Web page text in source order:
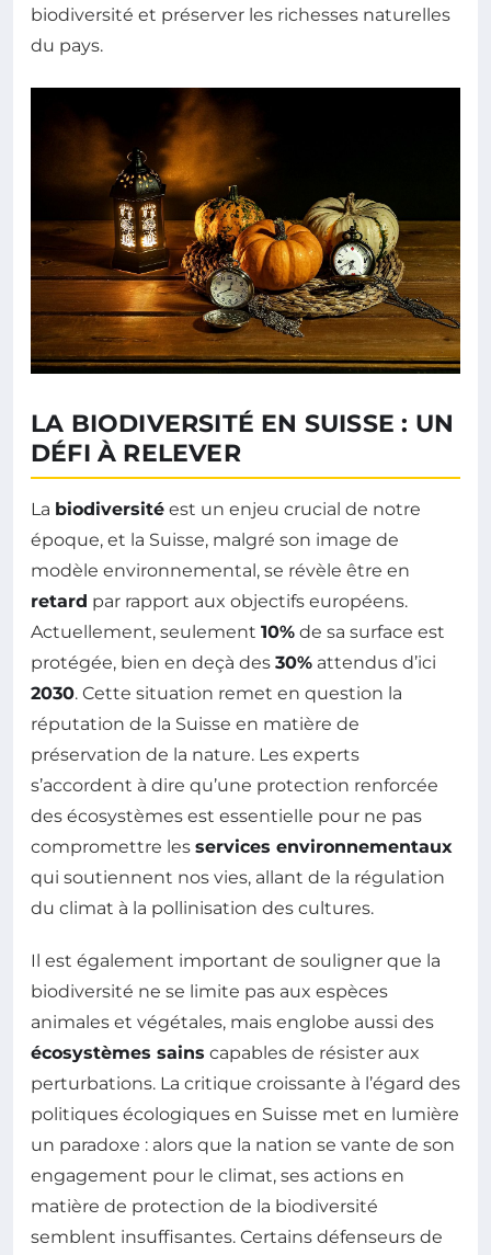
biodiversité et préserver les richesses naturelles
du pays.
LA BIODIVERSITÉ EN SUISSE : UN
DÉFI À RELEVER
La biodiversité est un enjeu crucial de notre
époque, et la Suisse, malgré son image de
modèle environnemental, se révèle être en
retard par rapport aux objectifs européens.
Actuellement, seulement 10% de sa surface est
protégée, bien en deçà des 30% attendus d’ici
2030. Cette situation remet en question la
réputation de la Suisse en matière de
préservation de la nature. Les experts
s’accordent à dire qu’une protection renforcée
des écosystèmes est essentielle pour ne pas
compromettre les services environnementaux
qui soutiennent nos vies, allant de la régulation
du climat à la pollinisation des cultures.
Il est également important de souligner que la
biodiversité ne se limite pas aux espèces
animales et végétales, mais englobe aussi des
écosystèmes sains capables de résister aux
perturbations. La critique croissante à l’égard des
politiques écologiques en Suisse met en lumière
un paradoxe : alors que la nation se vante de son
engagement pour le climat, ses actions en
matière de protection de la biodiversité
semblent insuffisantes. Certains défenseurs de